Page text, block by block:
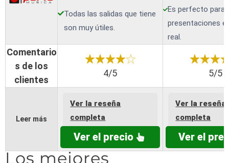
Todas las salidas que tiene
son muy útiles.
Es perfecto para
presentaciones
real.
Comentario
s de los
clientes
4/5 5/5
Leer más
Ver la reseña
completa
Ver el precio
Ver la reseña
completa
Ver el
Los mejores